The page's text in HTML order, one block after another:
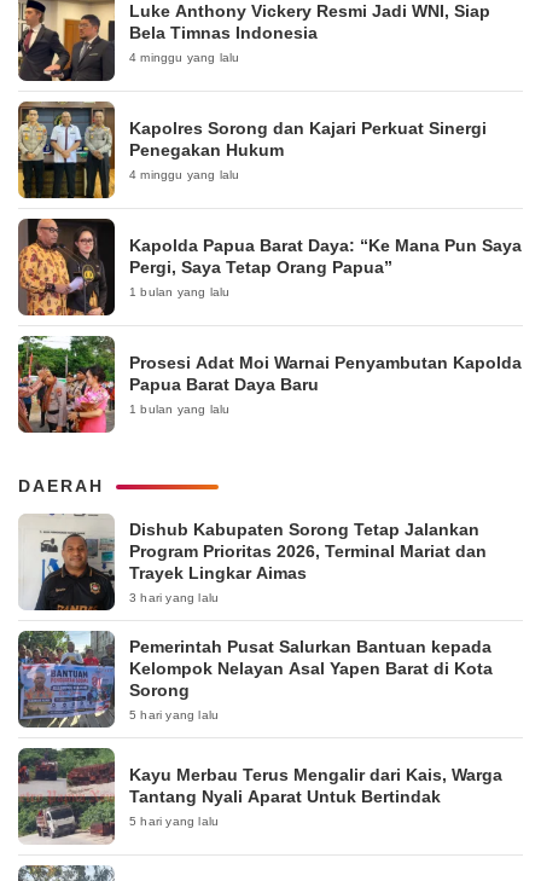
Luke Anthony Vickery Resmi Jadi WNI, Siap
Bela Timnas Indonesia
4 minggu yang lalu
Kapolres Sorong dan Kajari Perkuat Sinergi
Penegakan Hukum
4 minggu yang lalu
Kapolda Papua Barat Daya: “Ke Mana Pun Saya
Pergi, Saya Tetap Orang Papua”
1 bulan yang lalu
Prosesi Adat Moi Warnai Penyambutan Kapolda
Papua Barat Daya Baru
1 bulan yang lalu
DAERAH
Dishub Kabupaten Sorong Tetap Jalankan
Program Prioritas 2026, Terminal Mariat dan
Trayek Lingkar Aimas
3 hari yang lalu
Pemerintah Pusat Salurkan Bantuan kepada
Kelompok Nelayan Asal Yapen Barat di Kota
Sorong
5 hari yang lalu
Kayu Merbau Terus Mengalir dari Kais, Warga
Tantang Nyali Aparat Untuk Bertindak
5 hari yang lalu